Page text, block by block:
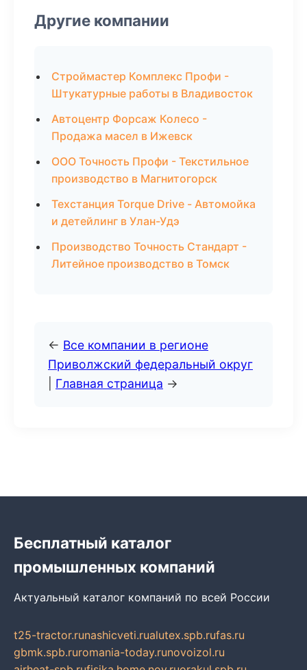
Другие компании
Строймастер Комплекс Профи -
Штукатурные работы в Владивосток
Автоцентр Форсаж Колесо -
Продажа масел в Ижевск
ООО Точность Профи - Текстильное
производство в Магнитогорск
Техстанция Torque Drive - Автомойка
и детейлинг в Улан-Удэ
Производство Точность Стандарт -
Литейное производство в Томск
← Все компании в регионе
Приволжский федеральный округ
Главная страница →
Бесплатный каталог
промышленных компаний
Актуальный каталог компаний по всей России
t25-tractor.runashicveti.rualutex.spb.rufas.ru
gbmk.spb.ruromania-today.runovoizol.ru